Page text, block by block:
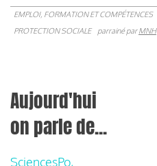
EMPLOI, FORMATION ET COMPÉTENCES
PROTECTION SOCIALE
parrainé parMNH
Aujourd'hui
on parle de...
SciencesPo,